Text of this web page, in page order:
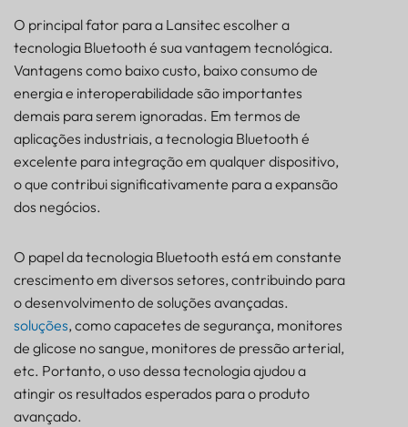
O principal fator para a Lansitec escolher a
tecnologia Bluetooth é sua vantagem tecnológica.
Vantagens como baixo custo, baixo consumo de
energia e interoperabilidade são importantes
demais para serem ignoradas. Em termos de
aplicações industriais, a tecnologia Bluetooth é
excelente para integração em qualquer dispositivo,
o que contribui significativamente para a expansão
dos negócios.
O papel da tecnologia Bluetooth está em constante
crescimento em diversos setores, contribuindo para
o desenvolvimento de soluções avançadas.
soluções, como capacetes de segurança, monitores
de glicose no sangue, monitores de pressão arterial,
etc. Portanto, o uso dessa tecnologia ajudou a
atingir os resultados esperados para o produto
avançado.